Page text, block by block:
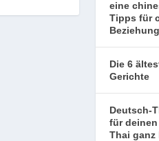
eine
Tipps für
Die 6
Gerichte
Deutsch-
für
Thai ganz